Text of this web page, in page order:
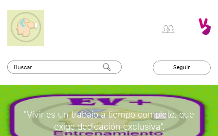
Seguir
"Vivir es un trabajo a tiempo completo, que
exige dedicación exclusiva".